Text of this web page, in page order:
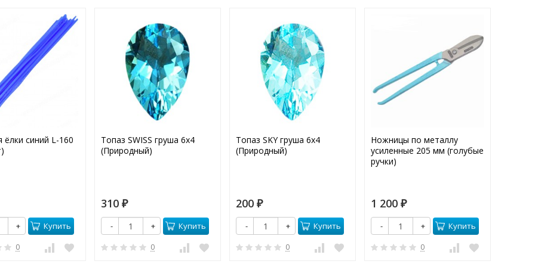
ёлки синий L-160
+ Купить
0
Топаз SWISS груша 6х4
(Природный)
310 ₽
- + Купить
0
Топаз SKY груша 6х4
(Природный)
200 ₽
- + Купить
0
Ножницы по металлу
усиленные 205 мм (голубые
ручки)
1 200 ₽
- + Купить
0